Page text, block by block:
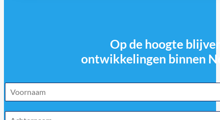
Op de hoogte
ontwikkelingen binnen